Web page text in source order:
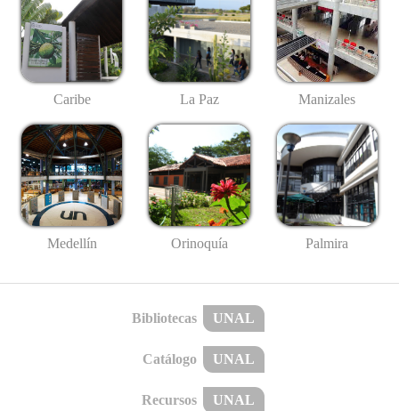
Caribe La Paz Manizales
Medellín Orinoquía Palmira
Bibliotecas UNAL
Catálogo UNAL
Recursos UNAL